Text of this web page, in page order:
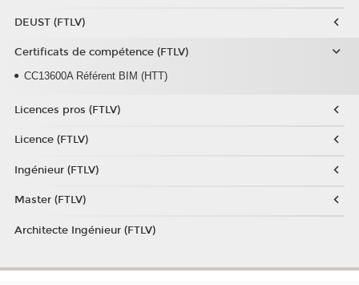
DEUST (FTLV)
Certificats de compétence (FTLV)
CC13600A Référent BIM (HTT)
Licences pros (FTLV)
Licence (FTLV)
Ingénieur (FTLV)
Master (FTLV)
Architecte Ingénieur (FTLV)